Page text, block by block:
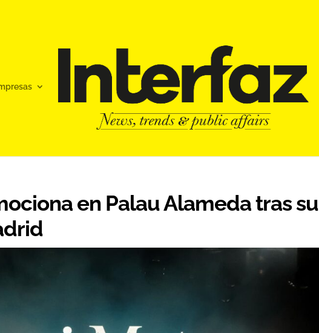
en Palau Alameda tras su